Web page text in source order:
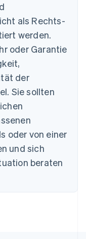
als Rechts-
werden.
oder Garantie
der
Sie sollten
oder von einer
und sich
beraten